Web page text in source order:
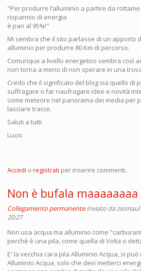
"Per produrre l’alluminio a partire da
risparmio di energia
è pari al 95%!"
Mi sembra che il sito parlasse di un apporto
alluminio per produrre 80 Km di percorso.
Comunque a livello energetico sembra così
non torna a meno di non sperare in una
Credo che il significato del blog sia quello di
suffragare o far naufragare idee e novità
come meteore nel panorama dei media per
lasciare tracce.
Saluti a tutti
Lucio
Accedi o registrati per inserire commenti.
Non è bufala maaaaaaaa
Collegamento permanente Inviato daziomaul
20:27
Non usa acqua ma alluminio come
perchè è una pila, come quella di Volta o
E' la vecchia cara pila Alluminio Acqua, si
Alluminio Acqua, solo che devi metterci